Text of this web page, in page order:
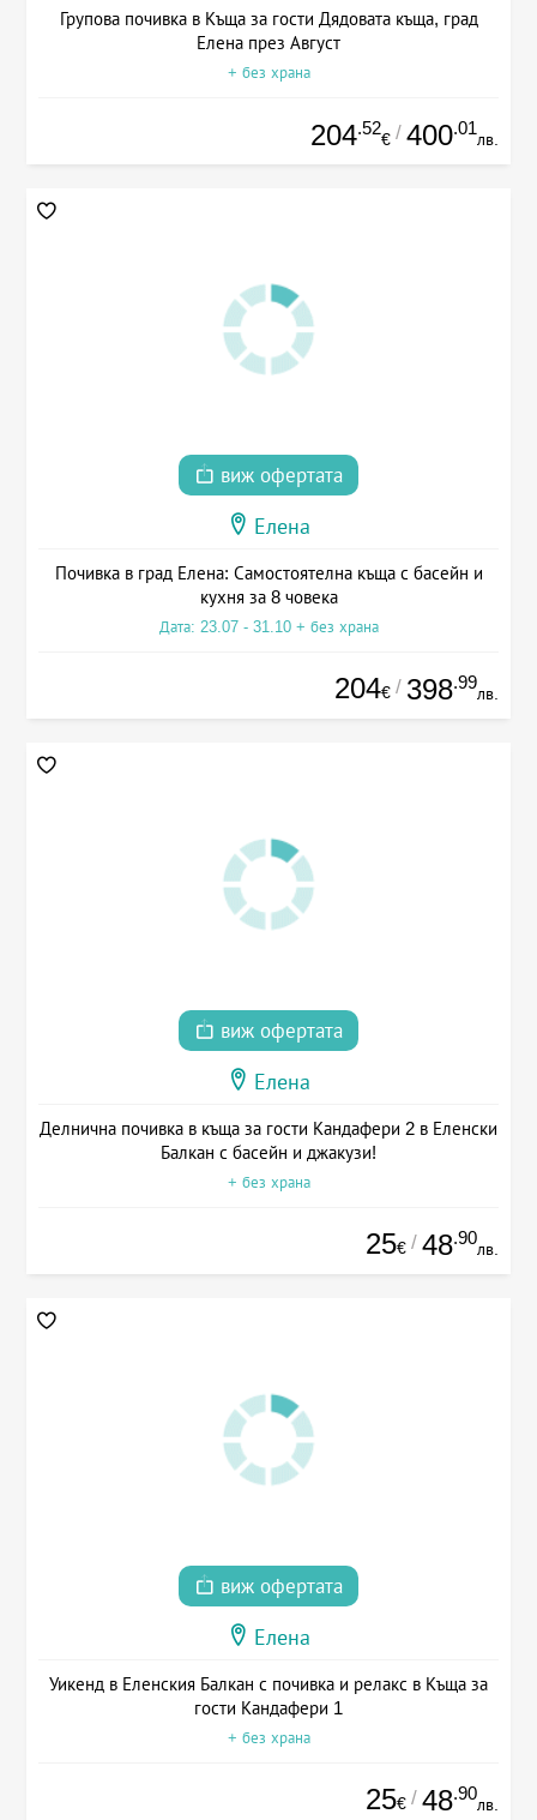
Групова почивка в Къща за гости Дядовата къща, град
Елена през Август
+ без храна
204.52
€ / 400.01
лв.
виж офертата
Елена
Почивка в град Елена: Самостоятелна къща с басейн и
кухня за 8 човека
Дата: 23.07 - 31.10 + без храна
204€ / 398.99
лв.
виж офертата
Елена
Делнична почивка в къща за гости Кандафери 2 в Еленски
Балкан с басейн и джакузи!
+ без храна
25€ / 48.90
лв.
виж офертата
Елена
Уикенд в Еленския Балкан с почивка и релакс в Къща за
гости Кандафери 1
+ без храна
25€ / 48.90
лв.